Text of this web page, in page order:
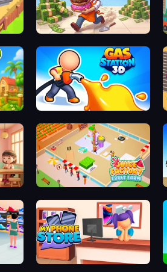
Donut Place
Gas Station 3D
Juice Factory - Fruit Farm
My Phone Store